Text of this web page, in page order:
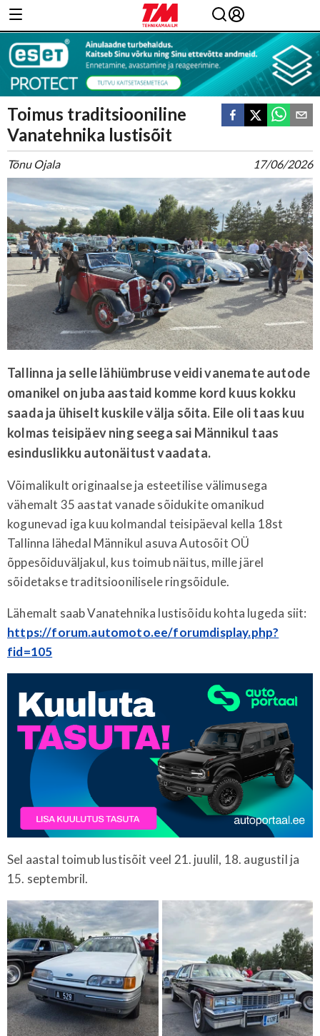
Toimus traditsiooniline
Vanatehnika lustisõit
Tõnu Ojala 17/06/2026
Tallinna ja selle lähiümbruse veidi vanemate autode
omanikel on juba aastaid komme kord kuus kokku
saada ja ühiselt kuskile välja sõita. Eile oli taas kuu
kolmas teisipäev ning seega sai Männikul taas
esinduslikku autonäitust vaadata.
Võimalikult originaalse ja esteetilise välimusega
vähemalt 35 aastat vanade sõidukite omanikud
kogunevad iga kuu kolmandal teisipäeval kella 18st
Tallinna lähedal Männikul asuva Autosõit OÜ
õppesõiduväljakul, kus toimub näitus, mille järel
sõidetakse traditsioonilisele ringsõidule.
Lähemalt saab Vanatehnika lustisõidu kohta lugeda siit:
https://forum.automoto.ee/forumdisplay.php?
fid=105
Sel aastal toimub lustisõit veel 21. juulil, 18. augustil ja
15. septembril.